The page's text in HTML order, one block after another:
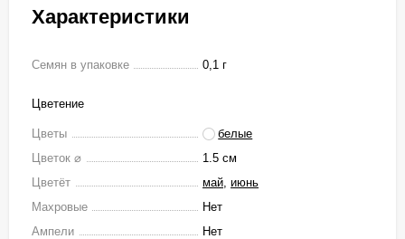
Характеристики
Семян в упаковке 0,1 г
Цветение
Цветы
белые
Цветок ⌀
1.5 см
Цветёт
май, июнь
Махровые
Нет
Ампели
Нет